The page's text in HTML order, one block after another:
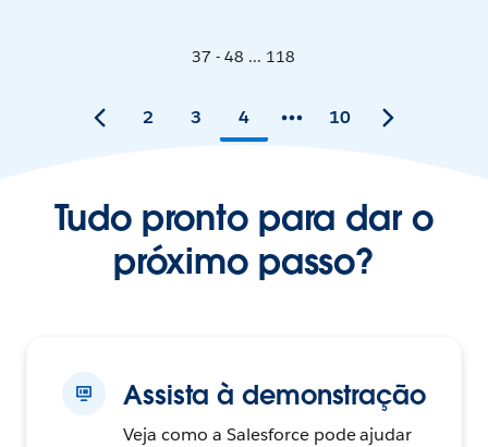
37 - 48 ... 118
2 3 4 10
Tudo pronto para dar o
próximo passo?
Assista à demonstração
Veja como a Salesforce pode ajudar